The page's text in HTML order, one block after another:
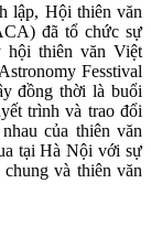
lập, Hội thiên văn
đã tổ chức sự
hội thiên văn Việt
Fesstival
đồng thời là buổi
trình và trao đổi
của thiên văn
tại Hà Nội với sự
và thiên văn